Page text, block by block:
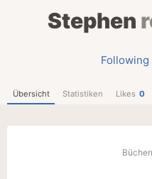
Stephen
Following
Übersicht Statistiken Likes 0